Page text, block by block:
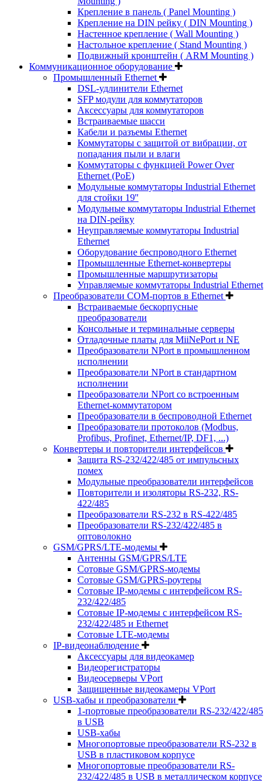
Крепление в панель ( Panel Mounting )
Крепление на DIN рейку ( DIN Mounting )
Настенное крепление ( Wall Mounting )
Настольное крепление ( Stand Mounting )
Подвижный кронштейн ( ARM Mounting )
Коммуникационное оборудование
Промышленный Ethernet
DSL-удлинители Ethernet
SFP модули для коммутаторов
Аксессуары для коммутаторов
Встраиваемые шасси
Кабели и разъемы Ethernet
Коммутаторы с защитой от вибрации, от
попадания пыли и влаги
Коммутаторы с функцией Power Over
Ethernet (PoE)
Модульные коммутаторы Industrial Ethernet
для стойки 19''
Модульные коммутаторы Industrial Ethernet
на DIN-рейку
Неуправляемые коммутаторы Industrial
Ethernet
Оборудование беспроводного Ethernet
Промышленные Ethernet-конвертеры
Промышленные маршрутизаторы
Управляемые коммутаторы Industrial Ethernet
Преобразователи COM-портов в Ethernet
Встраиваемые бескорпусные
преобразователи
Консольные и терминальные серверы
Отладочные платы для MiiNePort и NE
Преобразователи NPort в промышленном
исполнении
Преобразователи NPort в стандартном
исполнении
Преобразователи NPort со встроенным
Ethernet-коммутатором
Преобразователи в беспроводной Ethernet
Преобразователи протоколов (Modbus,
Profibus, Profinet, Ethernet/IP, DF1, ...)
Конвертеры и повторители интерфейсов
Защита RS-232/422/485 от импульсных
помех
Модульные преобразователи интерфейсов
Повторители и изоляторы RS-232, RS-
422/485
Преобразователи RS-232 в RS-422/485
Преобразователи RS-232/422/485 в
оптоволокно
GSM/GPRS/LTE-модемы
Антенны GSM/GPRS/LTE
Сотовые GSM/GPRS-модемы
Сотовые GSM/GPRS-роутеры
Сотовые IP-модемы с интерфейсом RS-
232/422/485
Сотовые IP-модемы с интерфейсом RS-
232/422/485 и Ethernet
Сотовые LTE-модемы
IP-видеонаблюдение
Аксессуары для видеокамер
Видеорегистраторы
Видеосерверы VPort
Защищенные видеокамеры VPort
USB-хабы и преобразователи
1-портовые преобразователи RS-232/422/485
в USB
USB-хабы
Многопортовые преобразователи RS-232 в
USB в пластиковом корпусе
Многопортовые преобразователи RS-
232/422/485 в USB в металлическом корпусе